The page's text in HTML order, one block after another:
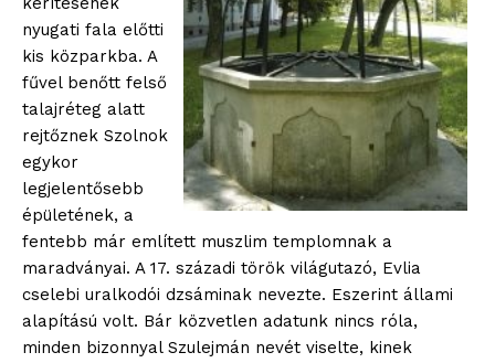
nyugati fala előtti
kis közparkba. A
fűvel benőtt felső
talajréteg alatt
rejtőznek Szolnok
egykor
legjelentősebb
épületének, a
fentebb már említett muszlim templomnak a
maradványai. A 17. századi török világutazó, Evlia
cselebi uralkodói dzsáminak nevezte. Eszerint állami
alapítású volt. Bár közvetlen adatunk nincs róla,
minden bizonnyal Szulejmán nevét viselte, kinek